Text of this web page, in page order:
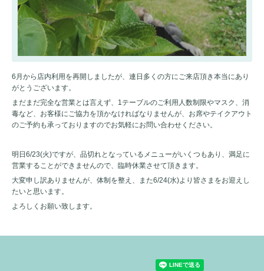
6月から店内利用を再開しましたが、連日多くの方にご来店頂き本当にあり
がとうございます。
まだまだ完全な営業とは言えず、1テーブルのご利用人数制限やマスク、消
毒など、お客様にご協力を頂かなければなりませんが、お席やテイクアウト
のご予約も承っておりますのでお気軽にお問い合わせください。
明日6/23(火)ですが、品切れとなっているメニューがいくつもあり、満足に
営業することができませんので、臨時休業させて頂きます。
大変申し訳ありませんが、体制を整え、また6/24(水)より皆さまをお迎えし
たいと思います。
よろしくお願い致します。